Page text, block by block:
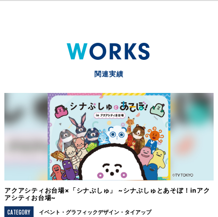
WORKS
関連実績
アクアシティお台場×「シナぷしゅ」 ~シナぷしゅとあそぼ！inアク
アシティお台場~
CATEGORY
イベント グラフィックデザイン タイアップ